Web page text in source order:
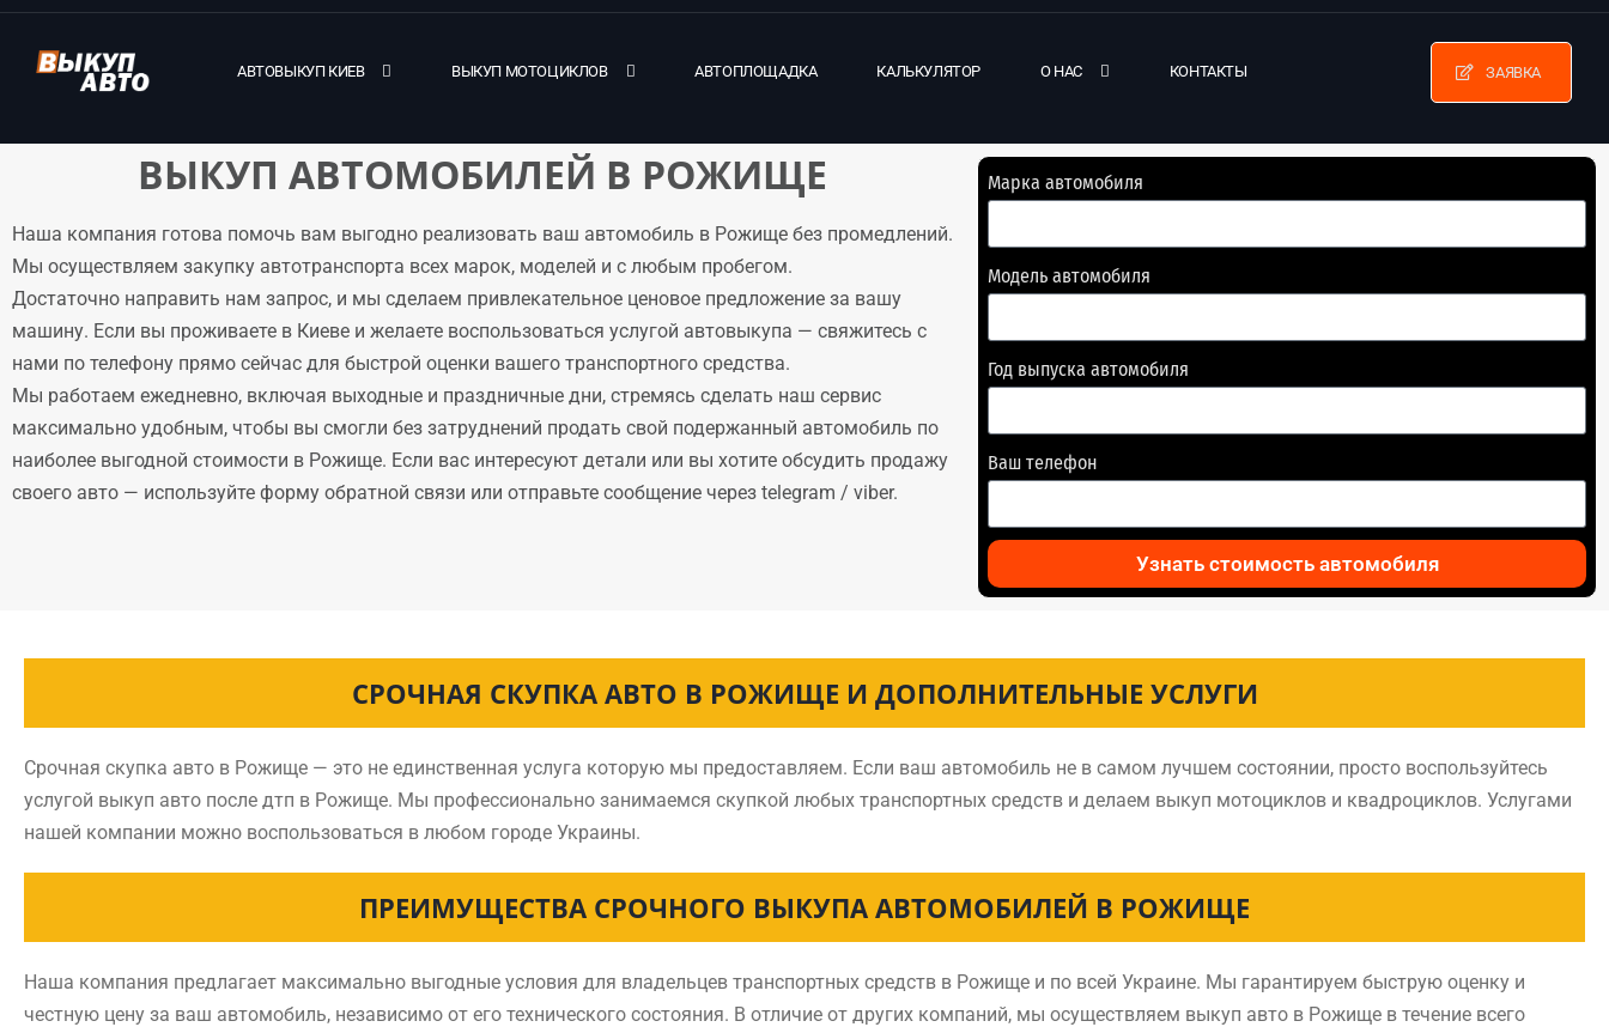
АВТОВЫКУП КИЕВ ВЫКУП МОТОЦИКЛОВ АВТОПЛОЩАДКА КАЛЬКУЛЯТОР О НАС КОНТАКТЫ ЗАЯВКА
ВЫКУП АВТОМОБИЛЕЙ В РОЖИЩЕ
Наша компания готова помочь вам выгодно реализовать ваш автомобиль в Рожище без промедлений.
Мы осуществляем закупку автотранспорта всех марок, моделей и с любым пробегом.
Достаточно направить нам запрос, и мы сделаем привлекательное ценовое предложение за вашу
машину. Если вы проживаете в Киеве и желаете воспользоваться услугой автовыкупа — свяжитесь с
нами по телефону прямо сейчас для быстрой оценки вашего транспортного средства.
Мы работаем ежедневно, включая выходные и праздничные дни, стремясь сделать наш сервис
максимально удобным, чтобы вы смогли без затруднений продать свой подержанный автомобиль по
наиболее выгодной стоимости в Рожище. Если вас интересуют детали или вы хотите обсудить продажу
своего авто — используйте форму обратной связи или отправьте сообщение через telegram / viber.
Марка автомобиля
Модель автомобиля
Год выпуска автомобиля
Ваш телефон
Узнать стоимость автомобиля
СРОЧНАЯ СКУПКА АВТО В РОЖИЩЕ И ДОПОЛНИТЕЛЬНЫЕ УСЛУГИ
Срочная скупка авто в Рожище — это не единственная услуга которую мы предоставляем. Если ваш автомобиль не в самом лучшем состоянии, просто воспользуйтесь
услугой выкуп авто после дтп в Рожище. Мы профессионально занимаемся скупкой любых транспортных средств и делаем выкуп мотоциклов и квадроциклов. Услугами
нашей компании можно воспользоваться в любом городе Украины.
ПРЕИМУЩЕСТВА СРОЧНОГО ВЫКУПА АВТОМОБИЛЕЙ В РОЖИЩЕ
Наша компания предлагает максимально выгодные условия для владельцев транспортных средств в Рожище и по всей Украине. Мы гарантируем быструю оценку и
честную цену за ваш автомобиль, независимо от его технического состояния. В отличие от других компаний, мы осуществляем выкуп авто в Рожище в течение всего